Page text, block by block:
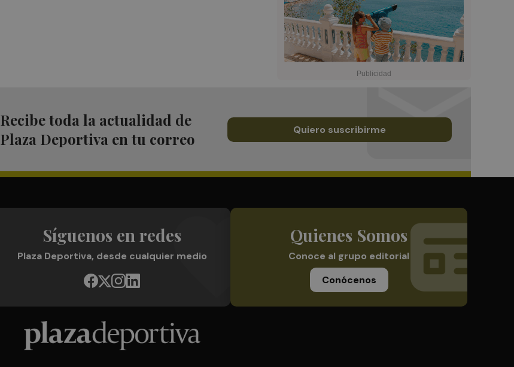
Recibe toda la actualidad de
Plaza Deportiva en tu correo
Quiero suscribirme
Síguenos en redes
Plaza Deportiva, desde cualquier medio
Quienes Somos
Conoce al grupo editorial
Conócenos